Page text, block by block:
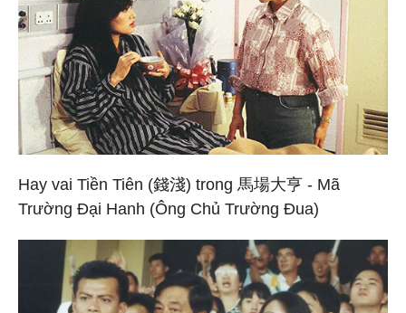
Hay vai Tiền Tiên (錢淺) trong 馬場大亨 - Mã
Trường Đại Hanh (Ông Chủ Trường Đua)